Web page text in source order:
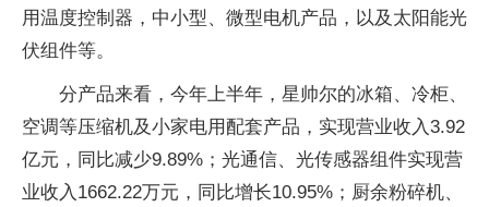
用温度控制器，中小型、微型电机产品，以及太阳能光
伏组件等。
分产品来看，今年上半年，星帅尔的冰箱、冷柜、
空调等压缩机及小家电用配套产品，实现营业收入3.92
亿元，同比减少9.89%；光通信、光传感器组件实现营
业收入1662.22万元，同比增长10.95%；厨余粉碎机、